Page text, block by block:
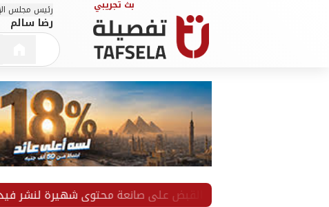
رئيس مجلس
رضا سالم
القبض على صانعة محتوى شهيرة لنشر فيديوهات